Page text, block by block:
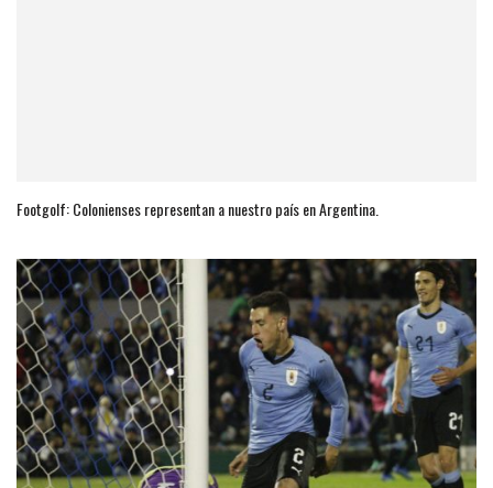
Footgolf: Colonienses representan a nuestro país en Argentina.